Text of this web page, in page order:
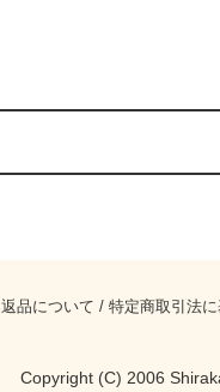
返品について / 特定商取引法
Copyright (C) 2006